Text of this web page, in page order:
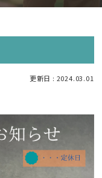
更新日 : 2024.03.01